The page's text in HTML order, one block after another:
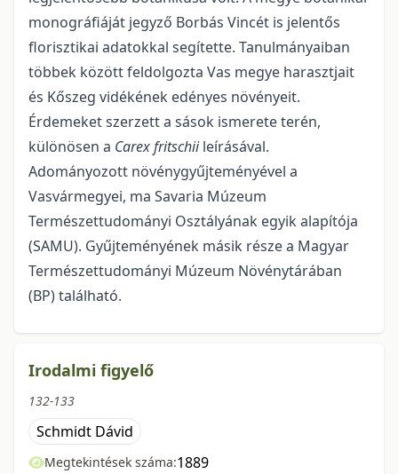
monográfiáját jegyző Borbás Vincét is jelentős
florisztikai adatokkal segítette. Tanulmányaiban
többek között feldolgozta Vas megye harasztjait
és Kőszeg vidékének edényes növényeit.
Érdemeket szerzett a sások ismerete terén,
különösen a Carex fritschiileírásával.
Adományozott növénygyűjteményével a
Vasvármegyei, ma Savaria Múzeum
Természettudományi Osztályának egyik alapítója
(SAMU). Gyűjteményének másik része a Magyar
Természettudományi Múzeum Növénytárában
(BP) található.
Irodalmi figyelő
132-133
Schmidt Dávid
Megtekintések száma:1889